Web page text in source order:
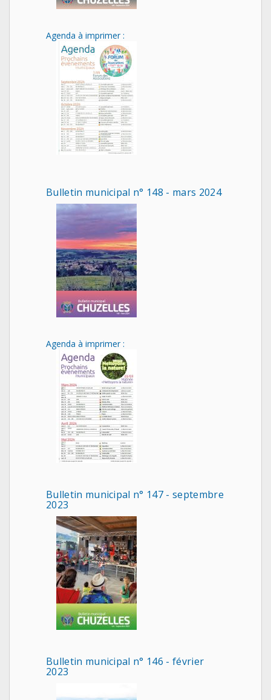
Agenda à imprimer :
Bulletin municipal n° 148 - mars 2024
Agenda à imprimer :
Bulletin municipal n° 147 - septembre
2023
Bulletin municipal n° 146 - février
2023